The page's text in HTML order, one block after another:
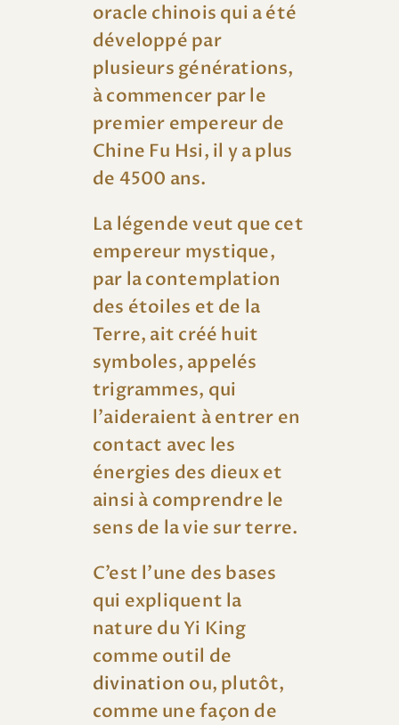
oracle chinois qui a été
développé par
plusieurs générations,
à commencer par le
premier empereur de
Chine Fu Hsi, il y a plus
de 4500 ans.
La légende veut que cet
empereur mystique,
par la contemplation
des étoiles et de la
Terre, ait créé huit
symboles, appelés
trigrammes, qui
l’aideraient à entrer en
contact avec les
énergies des dieux et
ainsi à comprendre le
sens de la vie sur terre.
C’est l’une des bases
qui expliquent la
nature du Yi King
comme outil de
divination ou, plutôt,
comme une façon de